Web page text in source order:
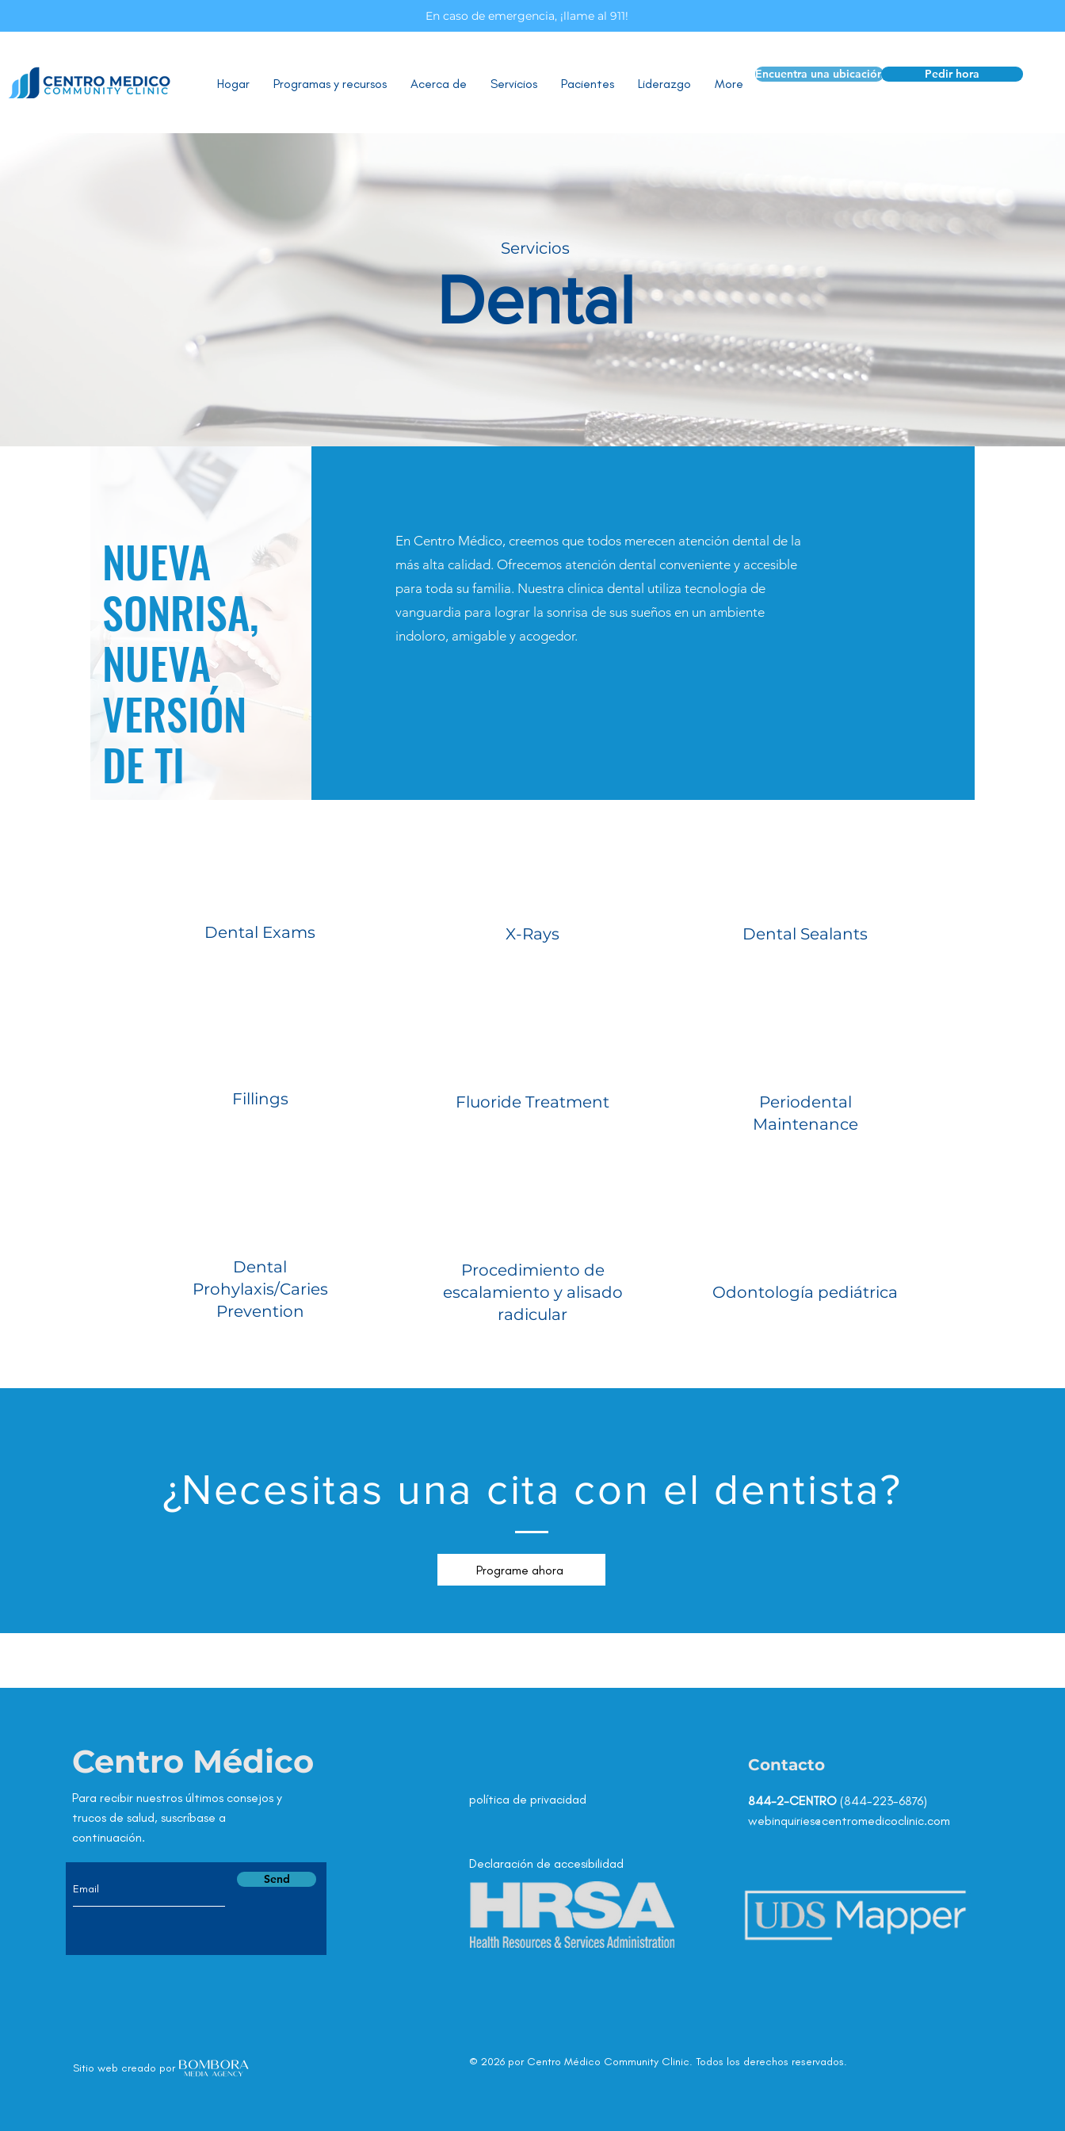
En caso de emergencia, ¡llame al 911!
Hogar Programas y recursos Acerca de Servicios Pacientes Liderazgo More
Encuentra una ubicación Pedir hora
Servicios
Dental
NUEVA
SONRISA,
NUEVA
VERSIÓN
DE TI
En Centro Médico, creemos que todos merecen atención dental de la
más alta calidad. Ofrecemos atención dental conveniente y accesible
para toda su familia. Nuestra clínica dental utiliza tecnología de
vanguardia para lograr la sonrisa de sus sueños en un ambiente
indoloro, amigable y acogedor.
Dental Exams
Fillings
Dental
Prohylaxis/Caries
Prevention
X-Rays
Fluoride Treatment
Procedimiento de
escalamiento y alisado
radicular
Dental Sealants
Periodental
Maintenance
Odontología pediátrica
¿Necesitas una cita con el dentista?
Programe ahora
Centro Médico
Para recibir nuestros últimos consejos y
trucos de salud, suscríbase a
continuación.
Send
Sitio web creado por
política de privacidad
Contacto
844-2-CENTRO (844-223-6876)
webinquiries@centromedicoclinic.com
Declaración de accesibilidad
© 2026 por Centro Médico Community Clinic. Todos los derechos reservados.